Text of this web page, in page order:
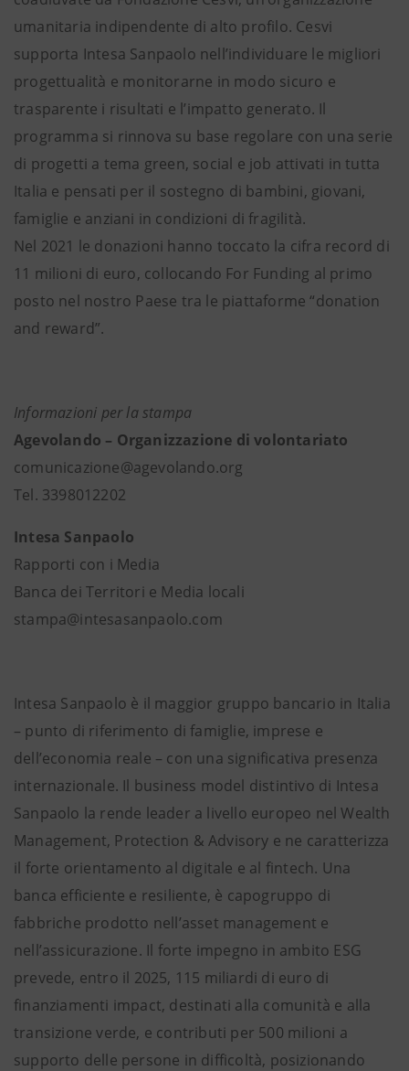
umanitaria indipendente di alto profilo. Cesvi
supporta Intesa Sanpaolo nell’individuare le migliori
progettualità e monitorarne in modo sicuro e
trasparente i risultati e l’impatto generato. Il
programma si rinnova su base regolare con una serie
di progetti a tema green, social e job attivati in tutta
Italia e pensati per il sostegno di bambini, giovani,
famiglie e anziani in condizioni di fragilità.
Nel 2021 le donazioni hanno toccato la cifra record di
11 milioni di euro, collocando For Funding al primo
posto nel nostro Paese tra le piattaforme “donation
and reward”.
Informazioni per la stampa
Agevolando – Organizzazione di volontariato
comunicazione@agevolando.org
Tel. 3398012202
Intesa Sanpaolo
Rapporti con i Media
Banca dei Territori e Media locali
stampa@intesasanpaolo.com
Intesa Sanpaolo è il maggior gruppo bancario in Italia
– punto di riferimento di famiglie, imprese e
dell’economia reale – con una significativa presenza
internazionale. Il business model distintivo di Intesa
Sanpaolo la rende leader a livello europeo nel Wealth
Management, Protection & Advisory e ne caratterizza
il forte orientamento al digitale e al fintech. Una
banca efficiente e resiliente, è capogruppo di
fabbriche prodotto nell’asset management e
nell’assicurazione. Il forte impegno in ambito ESG
prevede, entro il 2025, 115 miliardi di euro di
finanziamenti impact, destinati alla comunità e alla
transizione verde, e contributi per 500 milioni a
supporto delle persone in difficoltà, posizionando